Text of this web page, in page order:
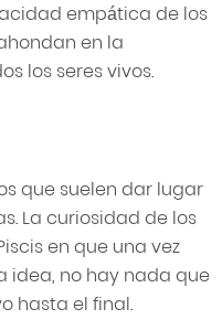
empática de los
en la
los seres vivos.
que suelen dar lugar
La curiosidad de los
en que una vez
idea, no hay nada que
hasta el final.